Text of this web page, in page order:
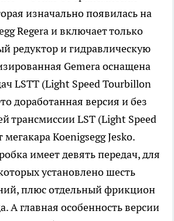
изначально появилась на
Regera и включает только
редуктор и гидравлическую
Gemera оснащена
LSTT (Light Speed Tourbillon
доработанная версия и без
трансмиссии LST (Light Speed
Koenigsegg Jesko.
имеет девять передач, для
установлено шесть
плюс отдельный фрикцион
А главная особенность версии